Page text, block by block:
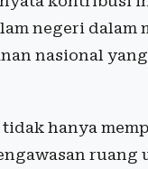
negeri dalam
nasional
hanya
ruang